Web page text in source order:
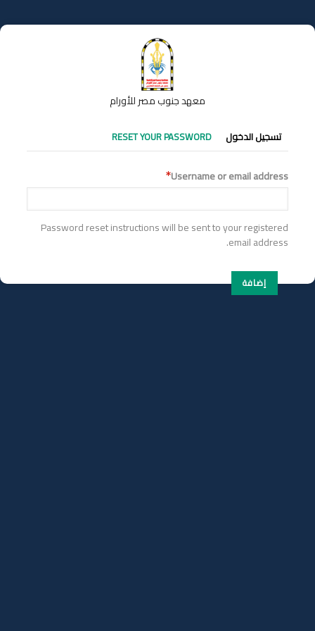
إلى
المحتوى
معهد جنوب مصر للأورام
التبويبات
الأساسية
تسجيل الدخول RESET YOUR PASSWORD
Username or email address
Password reset instructions will be sent to your registered
email address.